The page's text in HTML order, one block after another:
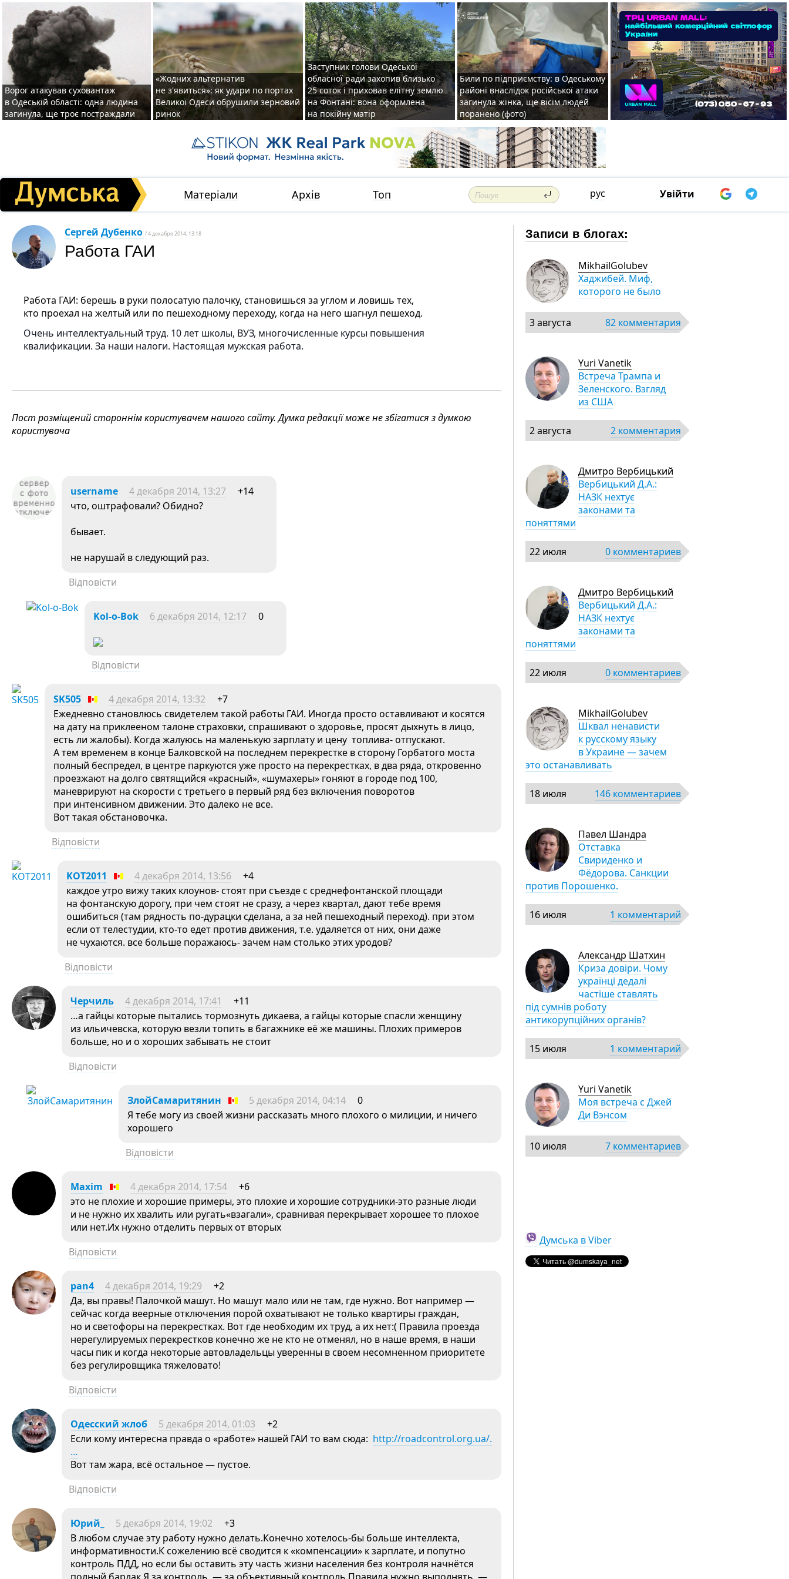
Ворог атакував суховантаж
в Одеській області: одна людина
загинула, ще троє постраждали
«Жодних альтернатив
не з'явиться»: як удари по портах
Великої Одеси обрушили зерновий
ринок
Заступник голови Одеської
обласної ради захопив близько
25 соток і приховав елітну землю
на Фонтані: вона оформлена
на покійну матір
Били по підприємству: в Одеському
районі внаслідок російської атаки
загинула жінка, ще вісім людей
поранено (фото)
Матеріали Архів Топ рус Увійти
Сергей Дубенко / 4 декабря 2014, 13:18
Работа ГАИ
Работа ГАИ: берешь в руки полосатую палочку, становишься за углом и ловишь тех,
кто проехал на желтый или по пешеходному переходу, когда на него шагнул пешеход.
Очень интеллектуальный труд. 10 лет школы, ВУЗ, многочисленные курсы повышения
квалификации. За наши налоги. Настоящая мужская работа.
Пост розміщений стороннім користувачем нашого сайту. Думка редакції може не збігатися з думкою
користувача
username 4 декабря 2014, 13:27
+14
что, оштрафовали? Обидно?
бывает.
не нарушай в следующий раз.
Відповісти
Kol-o-Bok 6 декабря 2014, 12:17 0
Відповісти
SK505 4 декабря 2014, 13:32
+7
Ежедневно становлюсь свидетелем такой работы ГАИ. Иногда просто оставливают и косятся
на дату на приклееном талоне страховки, спрашивают о здоровье, просят дыхнуть в лицо,
есть ли жалобы). Когда жалуюсь на маленькую зарплату и цену топлива- отпускают.
А тем временем в конце Балковской на последнем перекрестке в сторону Горбатого моста
полный беспредел, в центре паркуются уже просто на перекрестках, в два ряда, откровенно
проезжают на долго святящийся «красный», «шумахеры» гоняют в городе под 100,
маневрируют на скорости с третьего в первый ряд без включения поворотов
при интенсивном движении. Это далеко не все.
Вот такая обстановочка.
Відповісти
KOT2011 4 декабря 2014, 13:56
+4
каждое утро вижу таких клоунов- стоят при съезде с среднефонтанской площади
на фонтанскую дорогу, при чем стоят не сразу, а через квартал, дают тебе время
ошибиться (там рядность по-дурацки сделана, а за ней пешеходный переход). при этом
если от телестудии, кто-то едет против движения, т.е. удаляется от них, они даже
не чухаются. все больше поражаюсь- зачем нам столько этих уродов?
Відповісти
Черчиль 4 декабря 2014, 17:41
+11
…а гайцы которые пытались тормознуть дикаева, а гайцы которые спасли женщину
из ильичевска, которую везли топить в багажнике её же машины. Плохих примеров
больше, но и о хороших забывать не стоит
Відповісти
ЗлойСамаритянин 5 декабря 2014, 04:14
0
Я тебе могу из своей жизни рассказать много плохого о милиции, и ничего
хорошего
Відповісти
Maxim 4 декабря 2014, 17:54
+6
это не плохие и хорошие примеры, это плохие и хорошие сотрудники-это разные люди
и не нужно их хвалить или ругать«взагали», сравнивая перекрывает хорошее то плохое
или нет.Их нужно отделить первых от вторых
Відповісти
pan4 4 декабря 2014, 19:29
+2
Да, вы правы! Палочкой машут. Но машут мало или не там, где нужно. Вот например —
сейчас когда веерные отключения порой охватывают не только квартиры граждан,
но и светофоры на перекрестках. Вот где необходим их труд, а их нет:( Правила проезда
нерегулируемых перекрестков конечно же не кто не отменял, но в наше время, в наши
часы пик и когда некоторые автовладельцы уверенны в своем несомненном приоритете
без регулировщика тяжеловато!
Відповісти
Одесский жлоб 5 декабря 2014, 01:03
+2
Если кому интересна правда о «работе» нашей ГАИ то вам сюда: http://roadcontrol.org.ua/.
…
Вот там жара, всё остальное — пустое.
Відповісти
Юрий_ 5 декабря 2014, 19:02
+3
В любом случае эту работу нужно делать.Конечно хотелось-бы больше интеллекта,
информативности.К сожелению всё сводится к «компенсации» к зарплате, и попутно
контроль ПДД, но если бы оставить эту часть жизни населения без контроля начнётся
Записи в блогах:
MikhailGolubev
Хаджибей. Миф,
которого не было
3 августа 82 комментария
Yuri Vanetik
Встреча Трампа и
Зеленского. Взгляд
из США
2 августа 2 комментария
Дмитро Вербицький
Вербицький Д.А.:
НАЗК нехтує
законами та
поняттями
22 июля 0 комментариев
Дмитро Вербицький
Вербицький Д.А.:
НАЗК нехтує
законами та
поняттями
22 июля 0 комментариев
MikhailGolubev
Шквал ненависти
к русскому языку
в Украине — зачем
это останавливать
18 июля 146 комментариев
Павел Шандра
Отставка
Свириденко и
Фёдорова. Санкции
против Порошенко.
16 июля 1 комментарий
Александр Шатхин
Криза довіри. Чому
українці дедалі
частіше ставлять
під сумнів роботу
антикорупційних органів?
15 июля 1 комментарий
Yuri Vanetik
Моя встреча с Джей
Ди Вэнсом
10 июля 7 комментариев
Думська в Viber